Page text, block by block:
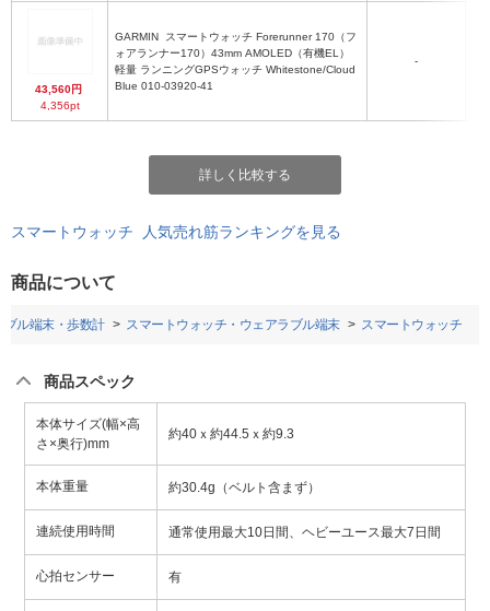
43,560円
4,356pt
GARMIN
ォアランナー170）43mm AMOLED（有機EL）
軽量 ランニングGPSウォッチ Whitestone/Cloud
Blue 010-03920-41
-
詳しく比較する
スマートウォッチ 人気売れ筋ランキングを見る
商品について
ル端末・歩数計 スマートウォッチ・ウェアラブル端末 スマートウォッチ
商品スペック
本体サイズ(幅×高
さ×奥行)mm
約40ｘ約44.5ｘ約9.3
本体重量 約30.4g（ベルト含まず）
連続使用時間 通常使用最大10日間、ヘビーユース最大7日間
心拍センサー 有